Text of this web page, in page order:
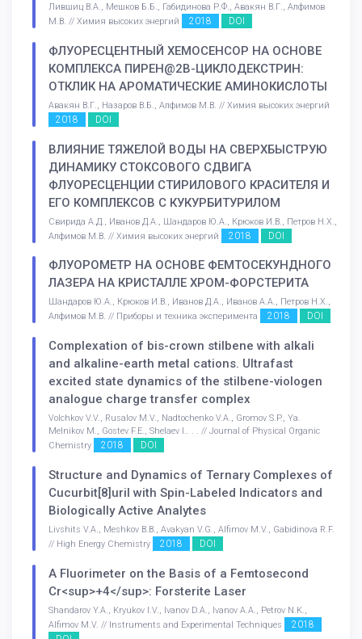
Лившиц В.А., Мешков Б.Б., Габидинова Р.Ф., Авакян В.Г., Алфимов
М.В. // Химия высоких энергий
2018 DOI
ФЛУОРЕСЦЕНТНЫЙ ХЕМОСЕНСОР НА ОСНОВЕ
КОМПЛЕКСА ПИРЕН@2Β-ЦИКЛОДЕКСТРИН:
ОТКЛИК НА АРОМАТИЧЕСКИЕ АМИНОКИСЛОТЫ
Авакян В.Г., Назаров В.Б., Алфимов М.В. // Химия высоких энергий
2018 DOI
ВЛИЯНИЕ ТЯЖЕЛОЙ ВОДЫ НА СВЕРХБЫСТРУЮ
ДИНАМИКУ СТОКСОВОГО СДВИГА
ФЛУОРЕСЦЕНЦИИ СТИРИЛОВОГО КРАСИТЕЛЯ И
ЕГО КОМПЛЕКСОВ С КУКУРБИТУРИЛОМ
Свирида А.Д., Иванов Д.А., Шандаров Ю.А., Крюков И.В., Петров Н.Х.,
Алфимов М.В. // Химия высоких энергий
2018 DOI
ФЛУОРОМЕТР НА ОСНОВЕ ФЕМТОСЕКУНДНОГО
ЛАЗЕРА НА КРИСТАЛЛЕ ХРОМ-ФОРСТЕРИТА
Шандаров Ю.А., Крюков И.В., Иванов Д.А., Иванов А.А., Петров Н.Х.,
Алфимов М.В. // Приборы и техника эксперимента
2018 DOI
Complexation of bis-crown stilbene with alkali
and alkaline-earth metal cations. Ultrafast
excited state dynamics of the stilbene-viologen
analogue charge transfer complex
Volchkov V.V., Rusalov M.V., Nadtochenko V.A., Gromov S.P., Ya.
Melnikov M., Gostev F.E., Shelaev I.. . . // Journal of Physical Organic
Chemistry
2018 DOI
Structure and Dynamics of Ternary Complexes of
Cucurbit[8]uril with Spin-Labeled Indicators and
Biologically Active Analytes
Livshits V.A., Meshkov B.B., Avakyan V.G., Alfimov M.V., Gabidinova R.F.
// High Energy Chemistry
2018 DOI
A Fluorimeter on the Basis of a Femtosecond
Cr<sup>+4</sup>: Forsterite Laser
Shandarov Y.A., Kryukov I.V., Ivanov D.A., Ivanov A.A., Petrov N.K.,
Alfimov M.V. // Instruments and Experimental Techniques
2018